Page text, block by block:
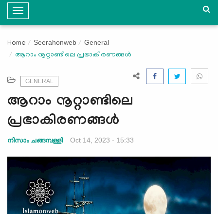
T
o
g
l
a
v
g
a
i
Home Seerahonweb General
ആറാം നൂറ്റാണ്ടിലെ പ്രഭാകിരണങ്ങള്‍
GENERAL
ആറാം നൂറ്റാണ്ടിലെ
പ്രഭാകിരണങ്ങള്‍
നിസാം ചങ്ങമ്പള്ളി Oct 14, 2023 - 15:33